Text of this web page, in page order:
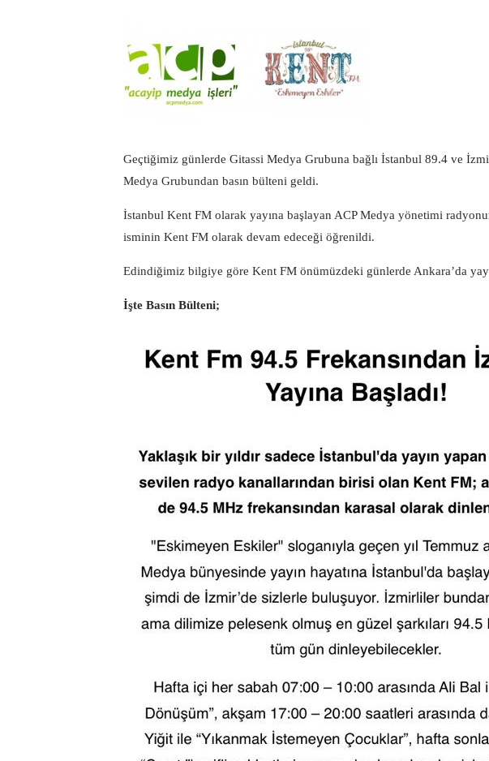
Geçtiğimiz günlerde Gitassi Medya Grubuna bağlı İstanbul 89.4 ve
Medya Grubundan basın bülteni geldi.
İstanbul Kent FM olarak yayına başlayan ACP Medya yönetimi
isminin Kent FM olarak devam edeceği öğrenildi.
Edindiğimiz bilgiye göre Kent FM önümüzdeki günlerde Ankara’da
İşte Basın Bülteni;